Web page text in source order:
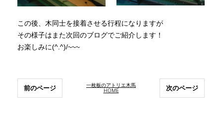
この後、木同士を接着させる行程になりますが
その様子はまた次回のブログでご紹介します！
お楽しみに(^.^)/~~~
一枚板のアトリエ木馬
HOME
前のページ 次のページ